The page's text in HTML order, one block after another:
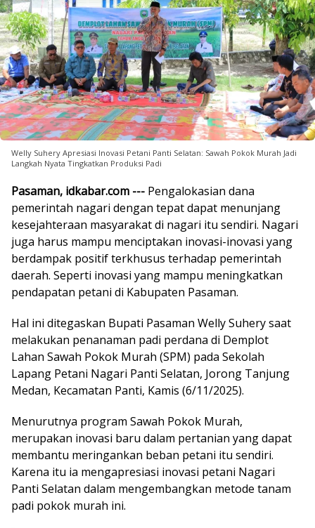
Welly Suhery Apresiasi Inovasi Petani Panti Selatan: Sawah Pokok Murah Jadi
Langkah Nyata Tingkatkan Produksi Padi
Pasaman, idkabar.com --- Pengalokasian dana
pemerintah nagari dengan tepat dapat menunjang
kesejahteraan masyarakat di nagari itu sendiri. Nagari
juga harus mampu menciptakan inovasi-inovasi yang
berdampak positif terkhusus terhadap pemerintah
daerah. Seperti inovasi yang mampu meningkatkan
pendapatan petani di Kabupaten Pasaman.
Hal ini ditegaskan Bupati Pasaman Welly Suhery saat
melakukan penanaman padi perdana di Demplot
Lahan Sawah Pokok Murah (SPM) pada Sekolah
Lapang Petani Nagari Panti Selatan, Jorong Tanjung
Medan, Kecamatan Panti, Kamis (6/11/2025).
Menurutnya program Sawah Pokok Murah,
merupakan inovasi baru dalam pertanian yang dapat
membantu meringankan beban petani itu sendiri.
Karena itu ia mengapresiasi inovasi petani Nagari
Panti Selatan dalam mengembangkan metode tanam
padi pokok murah ini.